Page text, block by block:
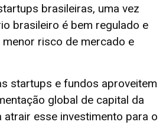
brasileiras, uma vez
brasileiro é bem regulado e
risco de mercado e
startups e fundos aproveitem
global de capital da
esse investimento para o